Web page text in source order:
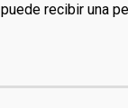
puede recibir una